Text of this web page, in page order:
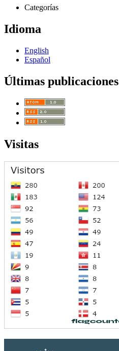
Categorías
Idioma
English
Español
Últimas publicaciones
Visitas